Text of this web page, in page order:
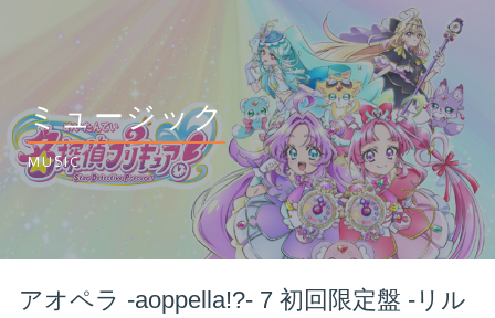
ミュージック
MUSIC
アオペラ -aoppella!?- 7 初回限定盤 -リル